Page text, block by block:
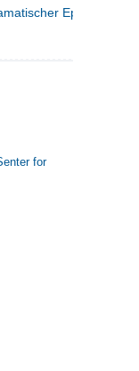
Epilog in drei
for